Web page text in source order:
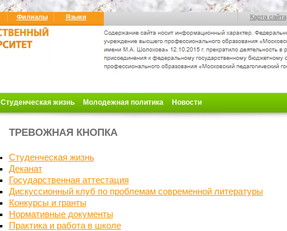
Филиалы Языки Карта сайта
Студенческая жизнь Молодежная политика Новости
ТРЕВОЖНАЯ КНОПКА
Студенческая жизнь
Деканат
Государственная аттестация
Дискуссионный клуб по проблемам современной литературы
Конкурсы и гранты
Нормативные документы
Практика и работа в школе